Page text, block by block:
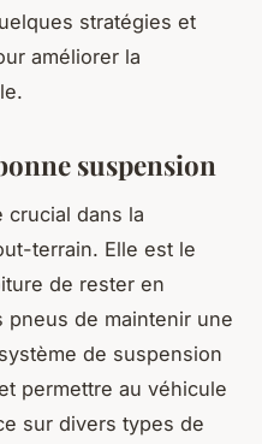
stratégies et
améliorer la
suspension
crucial dans la
terrain. Elle est le
de rester en
pneus de maintenir une
de suspension
permettre au véhicule
sur divers types de